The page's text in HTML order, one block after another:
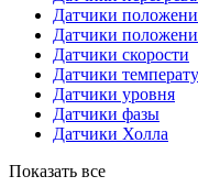
Датчики
Датчики
Датчики скорости
Датчики
Датчики уровня
Датчики фазы
Датчики Холла
Показать все